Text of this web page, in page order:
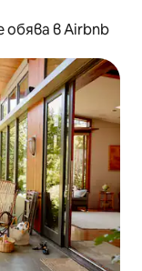
обява в Airbnb